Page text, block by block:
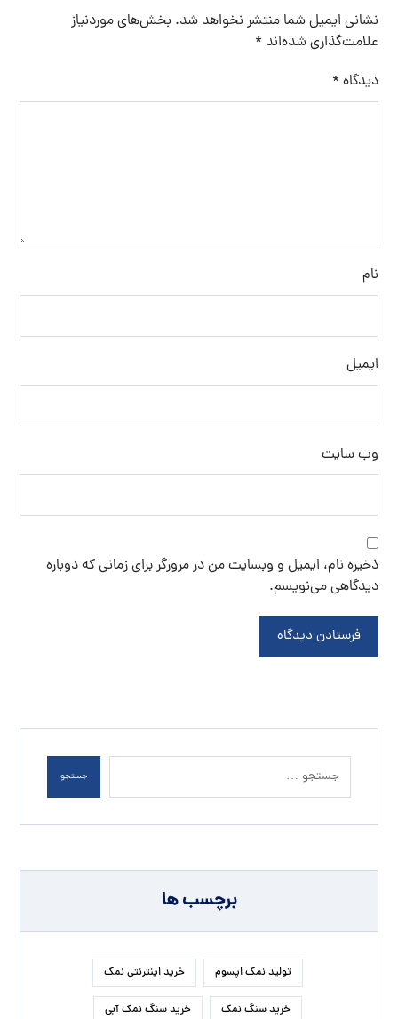
نشانی ایمیل شما منتشر نخواهد شد. بخش‌های موردنیاز
علامت‌گذاری شده‌اند *
دیدگاه *
نام
ایمیل
وب‌ سایت
ذخیره نام، ایمیل و وبسایت من در مرورگر برای زمانی که دوباره
دیدگاهی می‌نویسم.
فرستادن دیدگاه
جستجو
برچسب ها
تولید نمک اپسوم خرید اینترنتی نمک
خرید سنگ نمک خرید سنگ نمک آبی